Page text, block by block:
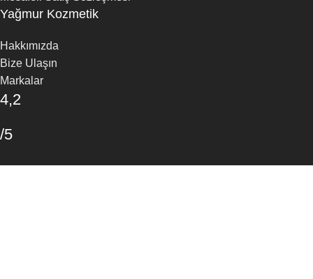
Yağmur Kozmetik
Hakkımızda
Bize Ulaşın
Markalar
4,2
/5